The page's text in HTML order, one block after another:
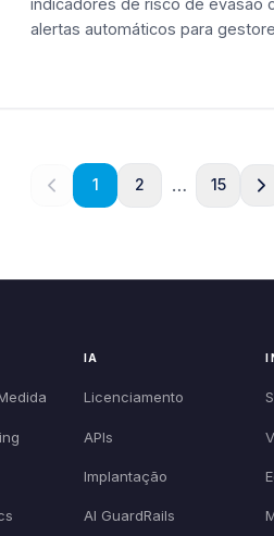
alertas automáticos para
1 2 … 15
IA
Licenciamento
APIs
Implantação
AI GuardRails